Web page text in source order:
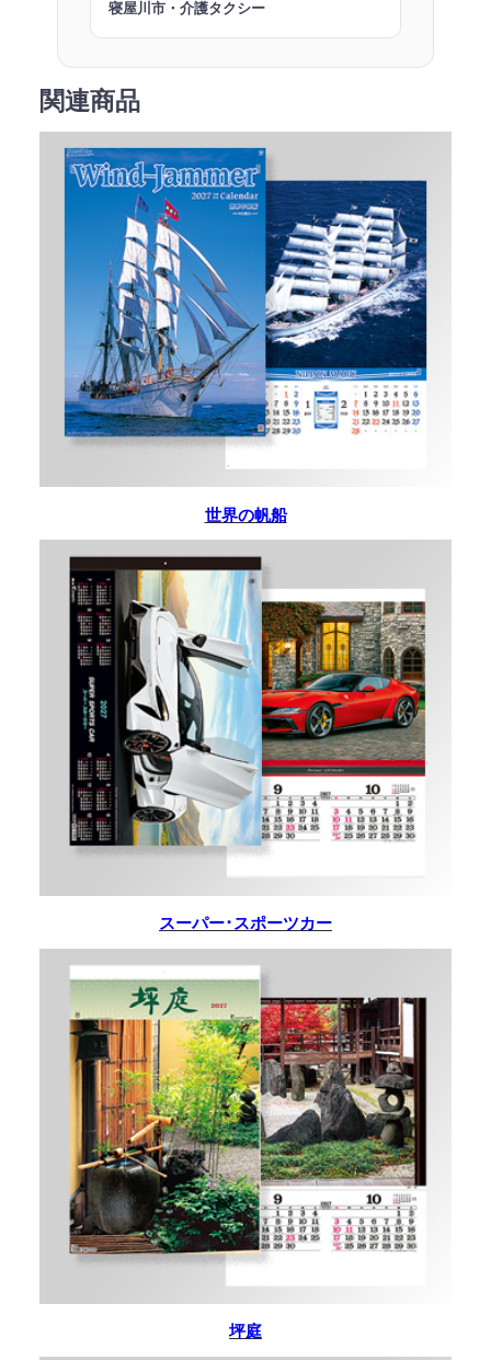
寝屋川市・介護タクシー
関連商品
世界の帆船
スーパー･スポーツカー
坪庭